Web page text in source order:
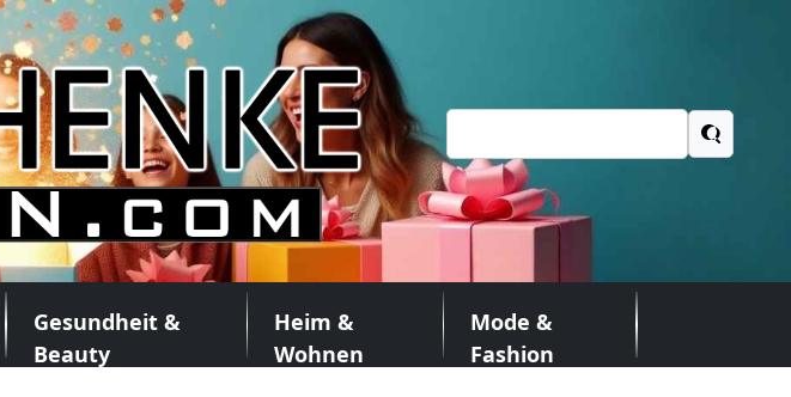
nach:
Gesundheit &
Beauty
Heim &
Wohnen
Mode &
Fashion